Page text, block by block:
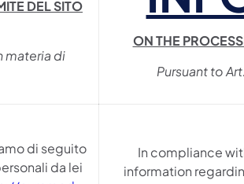
DEL SITO
materia di
ON THE
Pursuant to
di seguito
da lei
In compliance
information